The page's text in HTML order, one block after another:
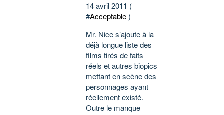
14 avril 2011 (
#Acceptable)
Mr. Nice s’ajoute à la
déjà longue liste des
films tirés de faits
réels et autres biopics
mettant en scène des
personnages ayant
réellement existé.
Outre le manque